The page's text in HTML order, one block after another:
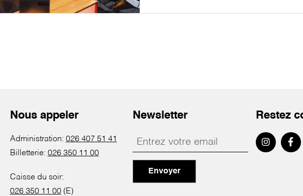
Nous appeler
Administration: 026 407 51 41
Billetterie: 026 350 11 00
Caisse du soir:
026 350 11 00(E)
Newsletter
Envoyer
Restez